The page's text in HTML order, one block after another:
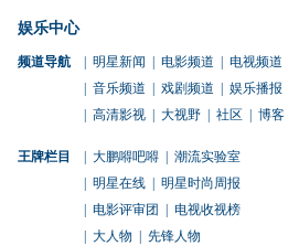
娱乐中心
频道导航 明星新闻 电影频道
电视频道
音乐频道 戏剧频道
娱乐播报
高清影视 大视野 社区 博客
王牌栏目 大鹏嘚吧嘚
潮流实验室
明星在线
明星时尚周报
电影评审团
电视收视榜
大人物 先锋人物